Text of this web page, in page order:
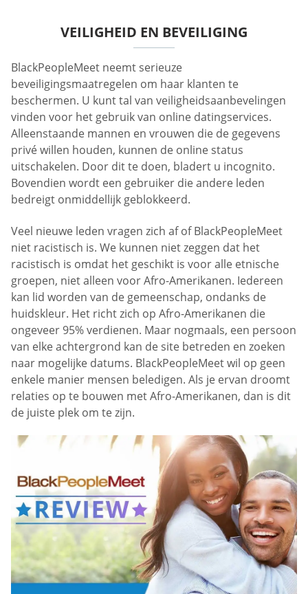
VEILIGHEID EN BEVEILIGING
BlackPeopleMeet neemt serieuze
beveiligingsmaatregelen om haar klanten te
beschermen. U kunt tal van veiligheidsaanbevelingen
vinden voor het gebruik van online datingservices.
Alleenstaande mannen en vrouwen die de gegevens
privé willen houden, kunnen de online status
uitschakelen. Door dit te doen, bladert u incognito.
Bovendien wordt een gebruiker die andere leden
bedreigt onmiddellijk geblokkeerd.
Veel nieuwe leden vragen zich af of BlackPeopleMeet
niet racistisch is. We kunnen niet zeggen dat het
racistisch is omdat het geschikt is voor alle etnische
groepen, niet alleen voor Afro-Amerikanen. Iedereen
kan lid worden van de gemeenschap, ondanks de
huidskleur. Het richt zich op Afro-Amerikanen die
ongeveer 95% verdienen. Maar nogmaals, een persoon
van elke achtergrond kan de site betreden en zoeken
naar mogelijke datums. BlackPeopleMeet wil op geen
enkele manier mensen beledigen. Als je ervan droomt
relaties op te bouwen met Afro-Amerikanen, dan is dit
de juiste plek om te zijn.